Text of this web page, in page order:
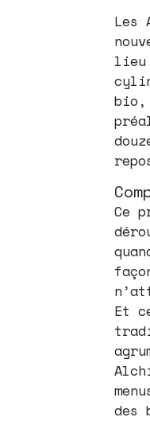
Les
lieu
bio,
Ce
Et
des